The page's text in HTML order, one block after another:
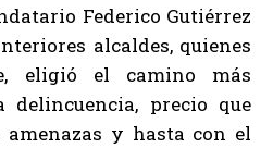
Federico Gutiérrez
alcaldes, quienes
eligió el camino más
delincuencia, precio que
y hasta con el